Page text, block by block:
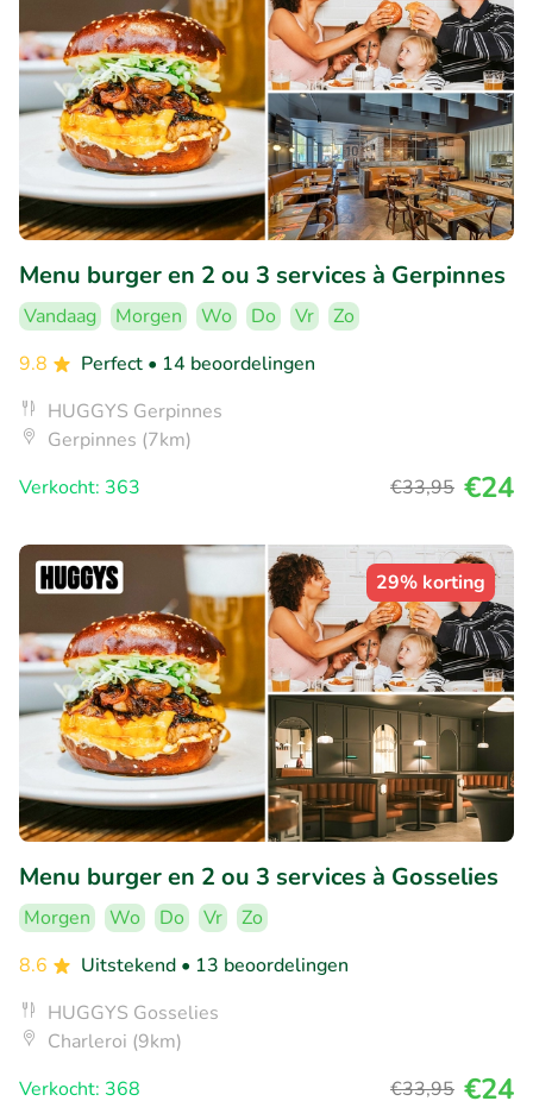
Menu burger en 2 ou 3 services à Gerpinnes
Vandaag Morgen Wo Do Vr
Zo
9.8
Perfect • 14 beoordelingen
HUGGYS Gerpinnes
Gerpinnes (7km)
Verkocht: 363
€33,95 €24
29% korting
Menu burger en 2 ou 3 services à Gosselies
Morgen Wo Do Vr
Zo
8.6
Uitstekend • 13 beoordelingen
HUGGYS Gosselies
Charleroi (9km)
Verkocht: 368
€33,95 €24